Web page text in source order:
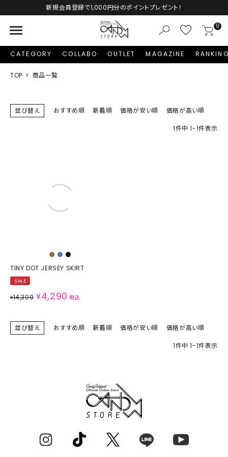
Autumn Collection予約受付中♡
menu 0
CATEGORY COLLABO OUTLET MAGAZINE
TOP 商品一覧
並び替え おすすめ順 新着順 価格が安い順 価格が高い順
1件中 1-1件表示
TINY DOT JERSEY SKIRT
SALE
¥14,300 ¥4,290 税込
並び替え おすすめ順 新着順 価格が安い順 価格が高い順
1件中 1-1件表示